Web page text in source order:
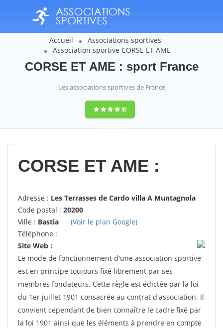
Accueil
Associations sportives
Association sportive CORSE ET AME
CORSE ET AME : sport France
Les associations sportives de France
9,4(100%)
14358votes
CORSE ET AME :
Adresse : Les Terrasses de Cardo villa A Muntagnola
Code postal : 20200
Ville : Bastia
(Voir le plan Google)
Téléphone :
Site Web :
Le mode de fonctionnement d'une association sportive
est en principe toujours fixé librement par ses
membres fondateurs. Cette règle est édictée par la loi
du 1er juillet 1901 consacrée au contrat d'association. Il
convient cependant de bien connaître le cadre fixé par
la loi 1901 ainsi que les éléments à prendre en compte